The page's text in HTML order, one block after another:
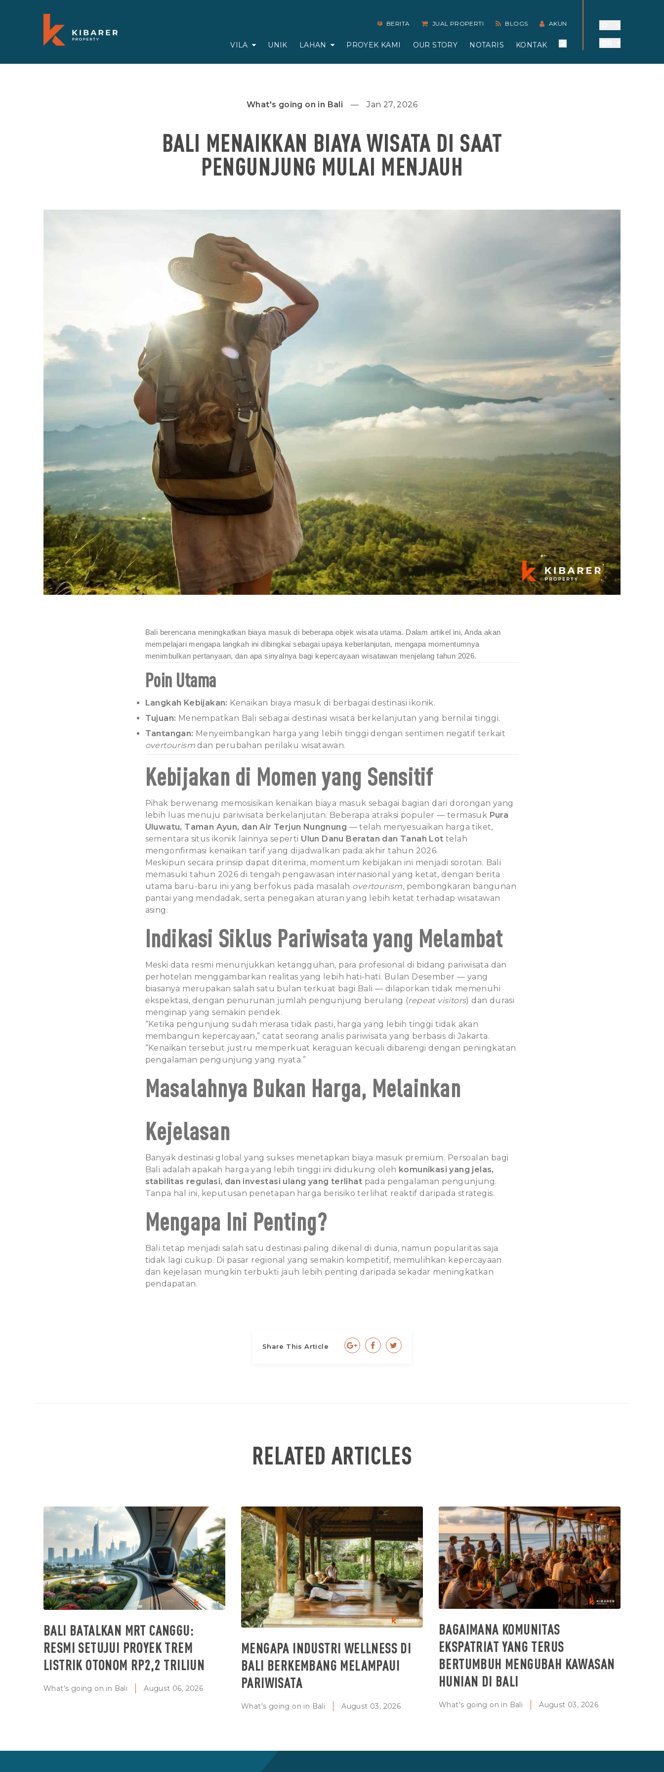
BERITA JUAL PROPERTI BLOGS AKUN
VILA UNIK LAHAN PROYEK KAMI OUR STORY NOTARIS KONTAK
What's going on in Bali Jan 27, 2026
BALI MENAIKKAN BIAYA WISATA DI SAAT
PENGUNJUNG MULAI MENJAUH
Bali berencana meningkatkan biaya masuk di beberapa objek wisata utama. Dalam artikel ini, Anda akan
mempelajari mengapa langkah ini dibingkai sebagai upaya keberlanjutan, mengapa momentumnya
menimbulkan pertanyaan, dan apa sinyalnya bagi kepercayaan wisatawan menjelang tahun 2026.
Poin Utama
Langkah Kebijakan: Kenaikan biaya masuk di berbagai destinasi ikonik.
Tujuan: Menempatkan Bali sebagai destinasi wisata berkelanjutan yang bernilai tinggi.
Tantangan: Menyeimbangkan harga yang lebih tinggi dengan sentimen negatif terkait
overtourismdan perubahan perilaku wisatawan.
Kebijakan di Momen yang Sensitif
Pihak berwenang memosisikan kenaikan biaya masuk sebagai bagian dari dorongan yang
lebih luas menuju pariwisata berkelanjutan. Beberapa atraksi populer — termasuk Pura
Uluwatu, Taman Ayun, dan Air Terjun Nungnung — telah menyesuaikan harga tiket,
sementara situs ikonik lainnya seperti Ulun Danu Beratan dan Tanah Lot telah
mengonfirmasi kenaikan tarif yang dijadwalkan pada akhir tahun 2026.
Meskipun secara prinsip dapat diterima, momentum kebijakan ini menjadi sorotan. Bali
memasuki tahun 2026 di tengah pengawasan internasional yang ketat, dengan berita
utama baru-baru ini yang berfokus pada masalah overtourism, pembongkaran bangunan
pantai yang mendadak, serta penegakan aturan yang lebih ketat terhadap wisatawan
asing.
Indikasi Siklus Pariwisata yang Melambat
Meski data resmi menunjukkan ketangguhan, para profesional di bidang pariwisata dan
perhotelan menggambarkan realitas yang lebih hati-hati. Bulan Desember — yang
biasanya merupakan salah satu bulan terkuat bagi Bali — dilaporkan tidak memenuhi
ekspektasi, dengan penurunan jumlah pengunjung berulang (repeat visitors) dan durasi
menginap yang semakin pendek.
“Ketika pengunjung sudah merasa tidak pasti, harga yang lebih tinggi tidak akan
membangun kepercayaan,” catat seorang analis pariwisata yang berbasis di Jakarta.
“Kenaikan tersebut justru memperkuat keraguan kecuali dibarengi dengan peningkatan
pengalaman pengunjung yang nyata.”
Masalahnya Bukan Harga, Melainkan
Kejelasan
Banyak destinasi global yang sukses menetapkan biaya masuk premium. Persoalan bagi
Bali adalah apakah harga yang lebih tinggi ini didukung oleh komunikasi yang jelas,
stabilitas regulasi, dan investasi ulang yang terlihat pada pengalaman pengunjung.
Tanpa hal ini, keputusan penetapan harga berisiko terlihat reaktif daripada strategis.
Mengapa Ini Penting?
Bali tetap menjadi salah satu destinasi paling dikenal di dunia, namun popularitas saja
tidak lagi cukup. Di pasar regional yang semakin kompetitif, memulihkan kepercayaan
dan kejelasan mungkin terbukti jauh lebih penting daripada sekadar meningkatkan
pendapatan.
Share This Article
RELATED ARTICLES
BALI BATALKAN MRT CANGGU:
RESMI SETUJUI PROYEK TREM
LISTRIK OTONOM RP2,2 TRILIUN
What's going on in Bali August 06, 2026
MENGAPA INDUSTRI WELLNESS DI
BALI BERKEMBANG MELAMPAUI
PARIWISATA
What's going on in Bali August 03, 2026
BAGAIMANA KOMUNITAS
EKSPATRIAT YANG TERUS
BERTUMBUH MENGUBAH KAWASAN
HUNIAN DI BALI
What's going on in Bali August 03, 2026